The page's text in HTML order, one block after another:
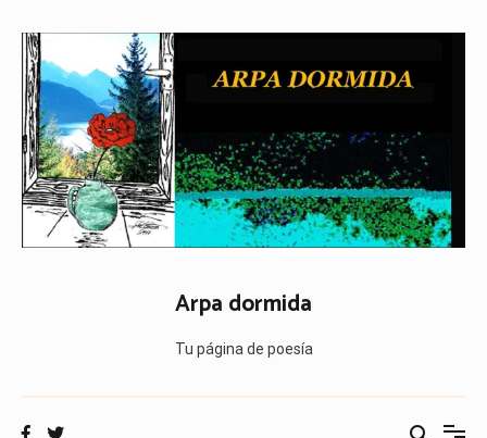
contenido
Arpa dormida
Tu página de poesía